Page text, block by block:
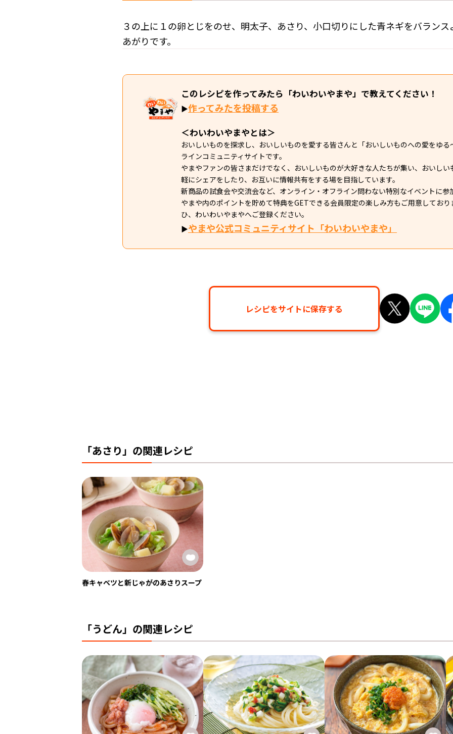
３の上に１の卵とじをのせ、明太子、あさり、小口切りにした青ネギをバラン
あがりです。
このレシピを作ってみたら「わいわいやまや」で教えてください！
▶作ってみたを投稿する
＜わいわいやまやとは＞
おいしいものを探求し、おいしいものを愛する皆さんと「おいしいものへの愛をゆ
ラインコミュニティサイトです。
やまやファンの皆さまだけでなく、おいしいものが大好きな人たちが集い、おいし
軽にシェアをしたり、お互いに情報共有をする場を目指しています。
新商品の試食会や交流会など、オンライン・オフライン問わない特別なイベントに参
やまや内のポイントを貯めて特典をGETできる会員限定の楽しみ方もご用意してお
ひ、わいわいやまやへご登録ください。
▶やまや公式コミュニティサイト「わいわいやまや」
レシピをサイトに保存する
「あさり」の関連レシピ
春キャベツと新じゃがのあさりスープ
「うどん」の関連レシピ